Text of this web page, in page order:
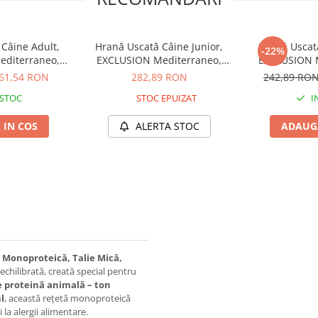
Adult,
Mică, Vită,
RON
COS
Hrană Uscată Câine Junior,
EXCLUSION Mediterraneo,
Monoproteică, Talie Medie,
282,89 RON
STOC EPUIZAT
ALERTA STOC
-22%
Hrană
242,89
Monoproteică, Talie Mică,
creată special pentru
proteină animală – ton
, această rețetă monoproteică
la alergii alimentare.